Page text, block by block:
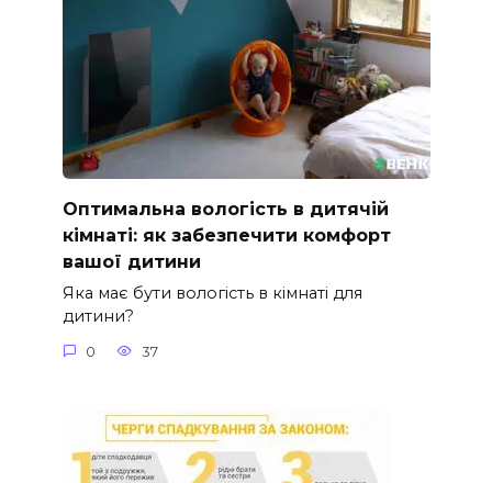
Оптимальна вологість в дитячій
кімнаті: як забезпечити комфорт
вашої дитини
Яка має бути вологість в кімнаті для
дитини?
0 37